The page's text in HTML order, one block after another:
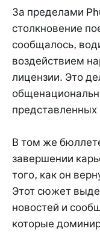
За пределами
столкновение
сообщалось,
воздействием
лицензии. Это
представленных
В том же
завершении
того, как он
Этот сюжет
новостей и
которые